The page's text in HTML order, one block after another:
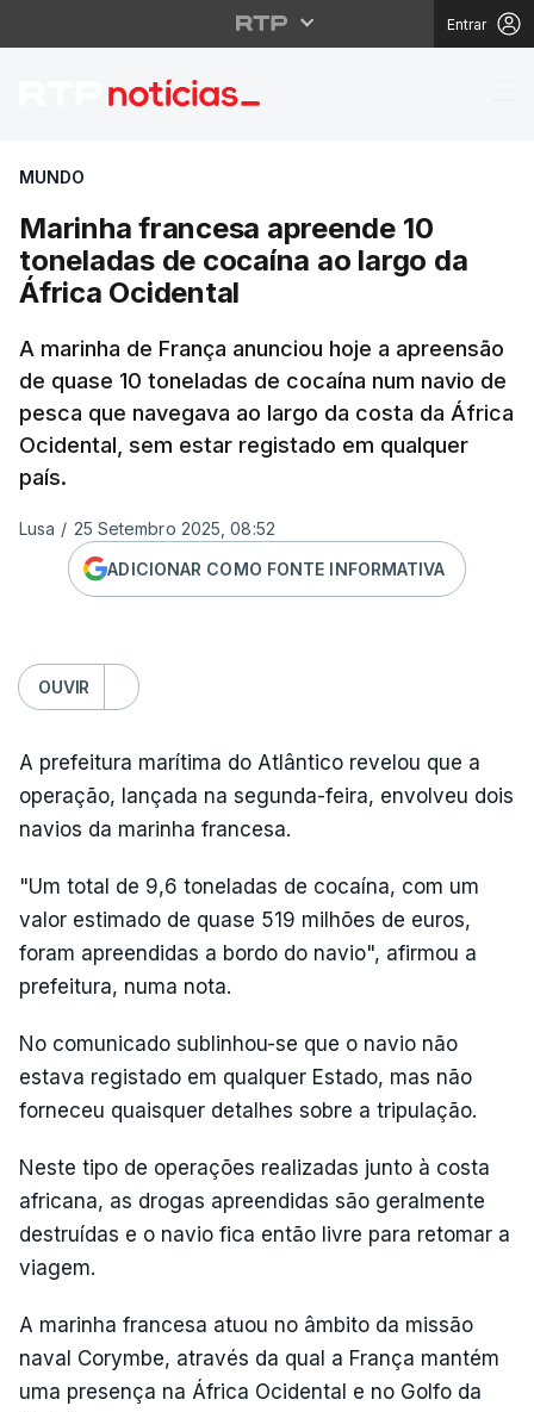
Entrar
Marinha francesa
MUNDO
Marinha francesa apreende 10
toneladas de cocaína ao largo da
África Ocidental
A marinha de França anunciou hoje a apreensão
de quase 10 toneladas de cocaína num navio de
pesca que navegava ao largo da costa da África
Ocidental, sem estar registado em qualquer
país.
Lusa / 25 Setembro 2025, 08:52
ADICIONAR COMO FONTE INFORMATIVA
OUVIR
A prefeitura marítima do Atlântico revelou que a
operação, lançada na segunda-feira, envolveu dois
navios da marinha francesa.
"Um total de 9,6 toneladas de cocaína, com um
valor estimado de quase 519 milhões de euros,
foram apreendidas a bordo do navio", afirmou a
prefeitura, numa nota.
No comunicado sublinhou-se que o navio não
estava registado em qualquer Estado, mas não
forneceu quaisquer detalhes sobre a tripulação.
Neste tipo de operações realizadas junto à costa
africana, as drogas apreendidas são geralmente
destruídas e o navio fica então livre para retomar a
viagem.
A marinha francesa atuou no âmbito da missão
naval Corymbe, através da qual a França mantém
uma presença na África Ocidental e no Golfo da